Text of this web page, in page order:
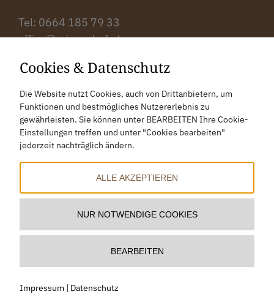
Tel: ‭0664 185 79 33‬
office@prinzenhof.at
Bewertung
Gutscheine
Impressum
Datenschutz
Cookies bearbeiten
Cookies & Datenschutz
Die Website nutzt Cookies, auch von Drittanbietern, um
Funktionen und bestmögliches Nutzererlebnis zu
gewährleisten. Sie können unter BEARBEITEN Ihre Cookie-
Einstellungen treffen und unter "Cookies bearbeiten"
jederzeit nachträglich ändern.
ALLE AKZEPTIEREN
NUR NOTWENDIGE COOKIES
BEARBEITEN
Impressum | Datenschutz